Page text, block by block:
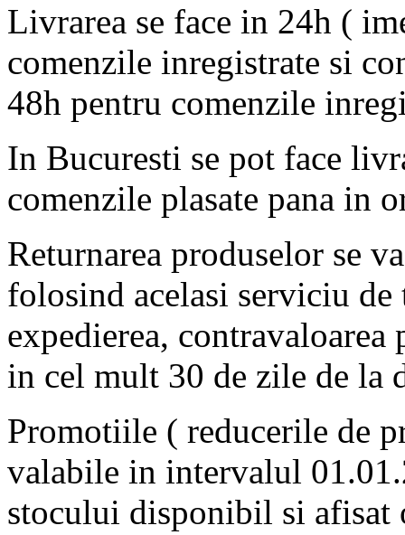
Livrarea se face in 24h (
comenzile inregistrate si
48h pentru comenzile
In Bucuresti se pot face
comenzile plasate pana in
Returnarea produselor se
folosind acelasi serviciu de
expedierea,
in cel mult 30 de zile de la
Promotiile ( reducerile de
valabile in intervalul
stocului disponibil si afisat